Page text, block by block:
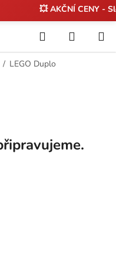
💥 AKČNÍ CENY -
Hledat
KOŠÍK
/ LEGO Duplo